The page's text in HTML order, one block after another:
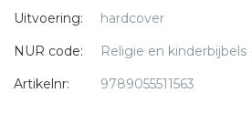
met nog minder
gaan vechten?
Dat kan toch niet?
Uitvoering:
hardcover
NUR code:
Religie en kinderbijbels
Artikelnr:
9789055511563